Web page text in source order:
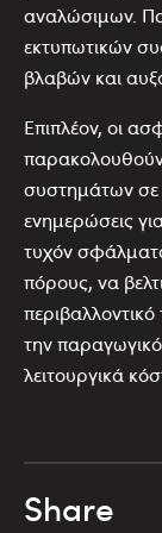
αναλώσιμων.
εκτυπωτικών
βλαβών και
Επιπλέον, οι
συστημάτων σε
ενημερώσεις
τυχόν
πόρους, να
την
λειτουργικά
Share